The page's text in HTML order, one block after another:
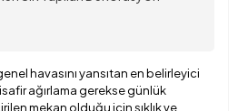
havasını yansıtan en belirleyici
ağırlama gerekse günlük
mekan olduğu için şıklık ve